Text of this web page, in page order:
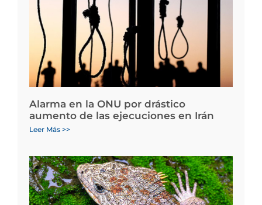
Alarma en la ONU por drástico
aumento de las ejecuciones en Irán
Leer Más >>